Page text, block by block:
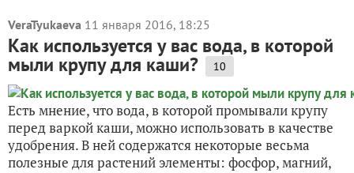
VeraTyukaeva 11 января 2016, 18:25
Как используется у вас вода, в которой
мыли крупу для каши? 10
Есть мнение, что вода, в которой промывали крупу
перед варкой каши, можно использовать в качестве
удобрения. В ней содержатся некоторые весьма
полезные для растений элементы: фосфор, магний,